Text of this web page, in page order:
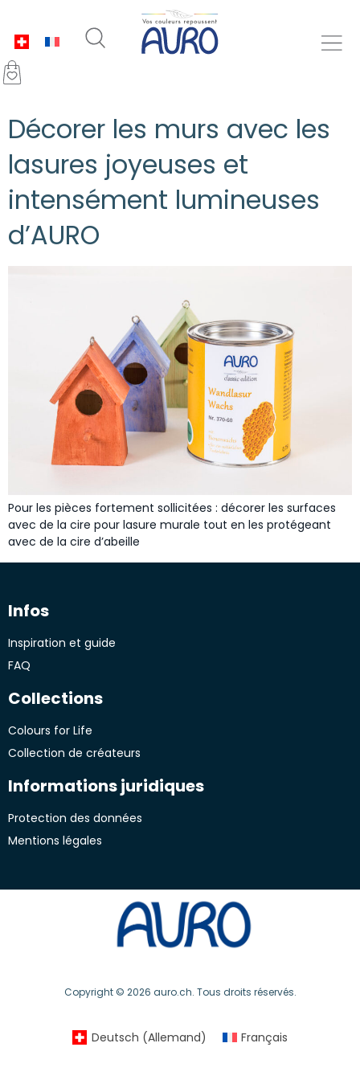
Décorer les murs avec les
lasures joyeuses et
intensément lumineuses
d’AURO
Pour les pièces fortement sollicitées : décorer les surfaces
avec de la cire pour lasure murale tout en les protégeant
avec de la cire d’abeille
Infos
Inspiration et guide
FAQ
Collections
Colours for Life
Collection de créateurs
Informations juridiques
Protection des données
Mentions légales
Copyright © 2026 auro.ch. Tous droits réservés.
Deutsch (Allemand) Français